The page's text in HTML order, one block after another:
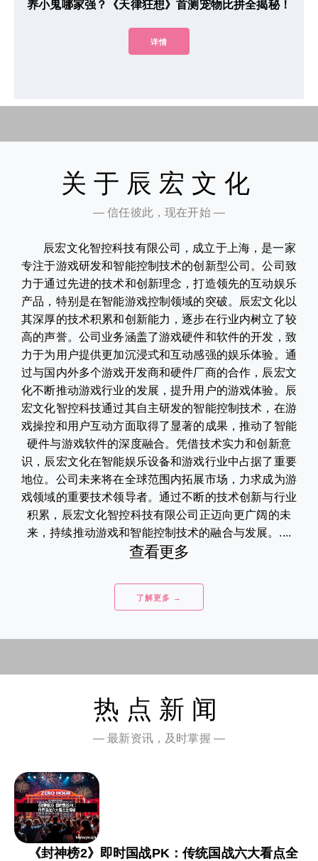
养小鬼哪家强？《天律狂想》首测宠物比拼全揭秘！
详情
关于辰宏文化
— 信任彼此，现在开始 —
辰宏文化智控科技有限公司，成立于上海，是一家
专注于游戏研发和智能控制技术的创新型公司。公司致
力于通过先进的技术和创新理念，打造领先的互动娱乐
产品，特别是在智能游戏控制领域的突破。辰宏文化以
其深厚的技术积累和创新能力，逐步在行业内树立了较
高的声誉。公司业务涵盖了游戏硬件和软件的开发，致
力于为用户提供更加沉浸式和互动感强的娱乐体验。通
过与国内外多个游戏开发商和硬件厂商的合作，辰宏文
化不断推动游戏行业的发展，提升用户的游戏体验。辰
宏文化智控科技通过其自主研发的智能控制技术，在游
戏操控和用户互动方面取得了显著的成果，推动了智能
硬件与游戏软件的深度融合。凭借技术实力和创新意
识，辰宏文化在智能娱乐设备和游戏行业中占据了重要
地位。公司未来将在全球范围内拓展市场，力求成为游
戏领域的重要技术领导者。通过不断的技术创新与行业
积累，辰宏文化智控科技有限公司正迈向更广阔的未
来，持续推动游戏和智能控制技术的融合与发展。....
查看更多
了解更多 →
热点新闻
— 最新资讯，及时掌握 —
《封神榜2》即时国战PK：传统国战六大看点全